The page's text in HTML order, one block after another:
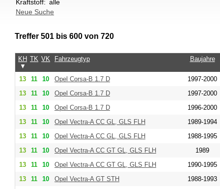
Kraftstoff: alle
Neue Suche
Treffer 501 bis 600 von 720
KH
▼
TK VK Fahrzeugtyp Baujahre
13 11 10 Opel Corsa-B 1.7 D
1997-2000
13
11 10 Opel Corsa-B 1.7 D
1997-2000
13
11 10 Opel Corsa-B 1.7 D
1996-2000
13
11 10 Opel Vectra-A CC GL, GLS FLH
1989-1994
13
11 10 Opel Vectra-A CC GL, GLS FLH
1988-1995
13
11 10 Opel Vectra-A CC GT GL, GLS FLH
1989
13
11 10 Opel Vectra-A CC GT GL, GLS FLH
1990-1995
13
11 10 Opel Vectra-A GT STH
1988-1993